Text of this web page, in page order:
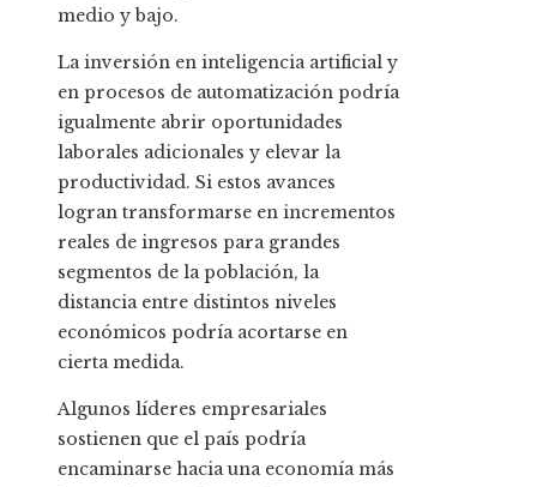
medio y bajo.
La inversión en inteligencia artificial y
en procesos de automatización podría
igualmente abrir oportunidades
laborales adicionales y elevar la
productividad. Si estos avances
logran transformarse en incrementos
reales de ingresos para grandes
segmentos de la población, la
distancia entre distintos niveles
económicos podría acortarse en
cierta medida.
Algunos líderes empresariales
sostienen que el país podría
encaminarse hacia una economía más